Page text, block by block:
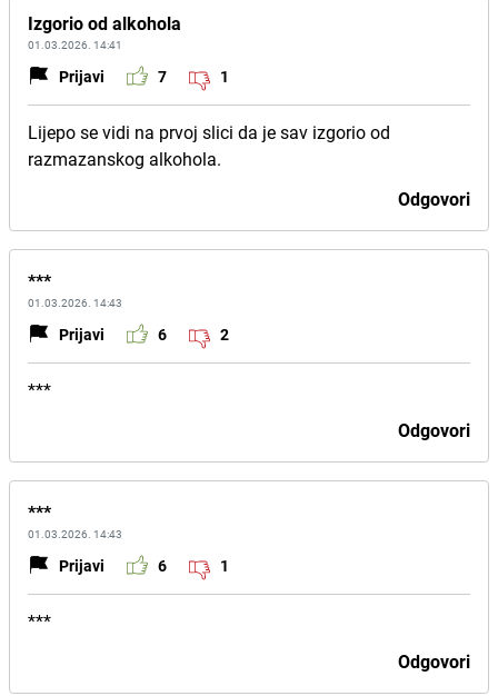
Izgorio od alkohola
01.03.2026. 14:41
Prijavi 7 1
Lijepo se vidi na prvoj slici da je sav izgorio od
razmazanskog alkohola.
Odgovori
***
01.03.2026. 14:43
Prijavi 6 2
***
Odgovori
***
01.03.2026. 14:43
Prijavi 6 1
***
Odgovori